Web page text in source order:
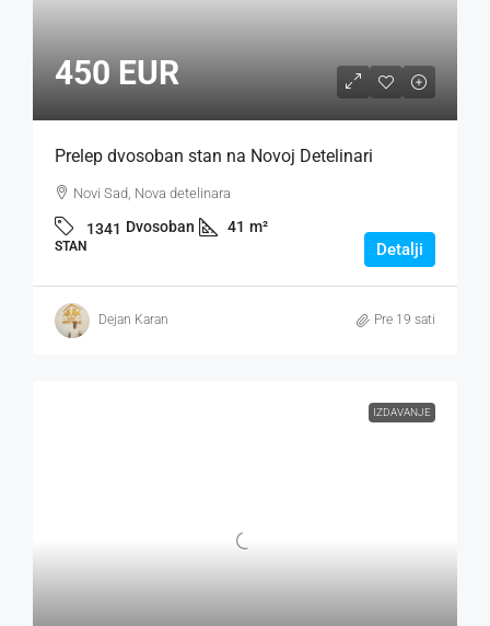
450 EUR
Prelep dvosoban stan na Novoj Detelinari
Novi Sad, Nova detelinara
1341 Dvosoban 41 m²
STAN Detalji
Dejan Karan Pre 19 sati
IZDAVANJE